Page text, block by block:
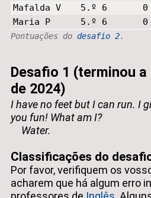
Pontuações do desafio 2.
Mafalda V
5.º 6
0
Maria P
5.º 6 0
Desafio 1 (terminou
de 2024)
I have no feet but I can run. I
you fun! What am I?
Water.
Classificações do
Por favor, verifiquem os
acharem que há algum erro